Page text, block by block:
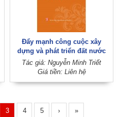
Đẩy mạnh công cuộc xây
dựng và phát triển đất nước
Tác giả: Nguyễn Minh Triết
Giá tiền: Liên hệ
3 4 5 › »